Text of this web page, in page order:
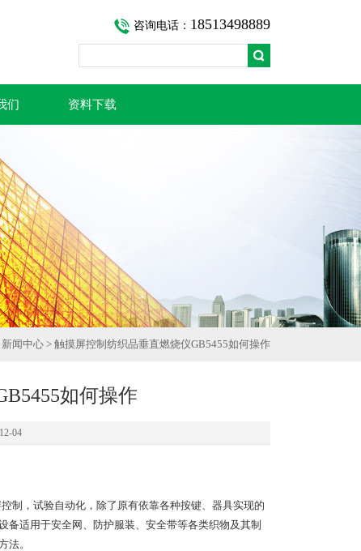
咨询电话： 18513498889
们 资料下载
新闻中心 > 触摸屏控制纺织品垂直燃烧仪GB5455如何操作
如何操作
04
制，试验自动化，除了原有依靠各种按键、器具实现的
适用于安全网、防护服装、安全带等各类织物及其制
法。